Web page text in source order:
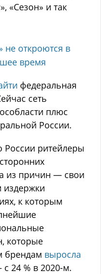
«Сезон» и так
не откроются в
время
федеральная
сеть
плюс
России.
России ритейлеры
из причин — свои
издержки
к которым
которые
брендам выросла
24 % в 2020-м.